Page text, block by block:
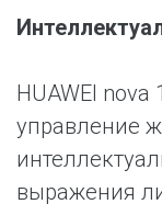
HUAWEI
управление
выражения